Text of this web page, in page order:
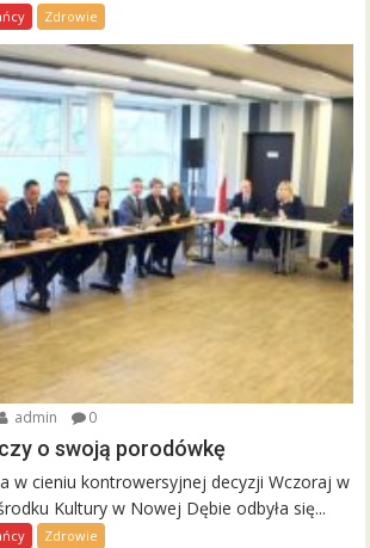
Zdrowie
admin 0
o swoją porodówkę
w cieniu kontrowersyjnej decyzji Wczoraj w
Kultury w Nowej Dębie odbyła się...
Zdrowie